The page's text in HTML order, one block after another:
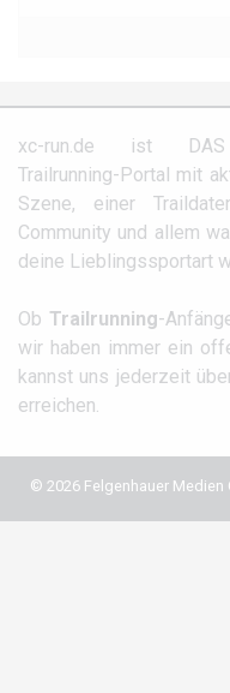
xc-run.de ist DAS
Trailrunning-Portal mit
Szene, einer
Community und allem
deine Lieblingssportart
Ob Trailrunning-
wir haben immer ein
kannst uns jederzeit
erreichen.
© 2026 Felgenhauer Medien